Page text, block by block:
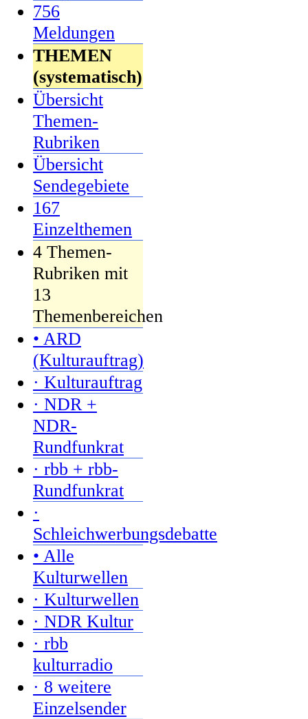
756
Meldungen
THEMEN
(systematisch)
Übersicht
Themen-
Rubriken
Übersicht
Sendegebiete
167
Einzelthemen
4 Themen-
Rubriken mit
13
Themenbereichen
• ARD
(Kulturauftrag)
· Kulturauftrag
· NDR +
NDR-
Rundfunkrat
· rbb + rbb-
Rundfunkrat
·
Schleichwerbungsdebatte
• Alle
Kulturwellen
· Kulturwellen
· NDR Kultur
· rbb
kulturradio
· 8 weitere
Einzelsender